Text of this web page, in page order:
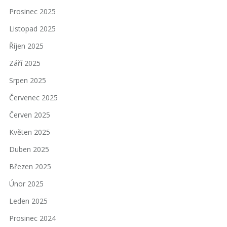
Prosinec 2025
Listopad 2025
Říjen 2025
Září 2025
Srpen 2025
Červenec 2025
Červen 2025
Květen 2025
Duben 2025
Březen 2025
Únor 2025
Leden 2025
Prosinec 2024